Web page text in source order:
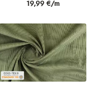
Prix
19,99 €/m